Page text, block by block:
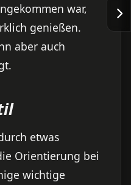
war,
genießen.
aber auch
etwas
Orientierung bei
wichtige